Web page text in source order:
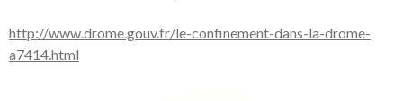
http://www.drome.gouv.fr/le-confinement-dans-la-drome-
a7414.html